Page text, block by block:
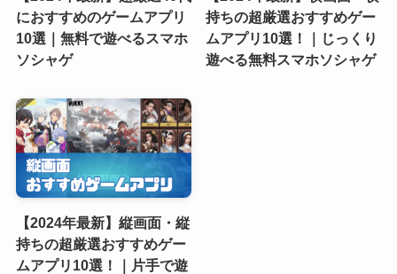
におすすめのゲームアプリ
10選｜無料で遊べるスマホ
ソシャゲ
持ちの超厳選おすすめゲー
ムアプリ10選！｜じっくり
遊べる無料スマホソシャゲ
【2024年最新】縦画面・縦
持ちの超厳選おすすめゲー
ムアプリ10選！｜片手で遊